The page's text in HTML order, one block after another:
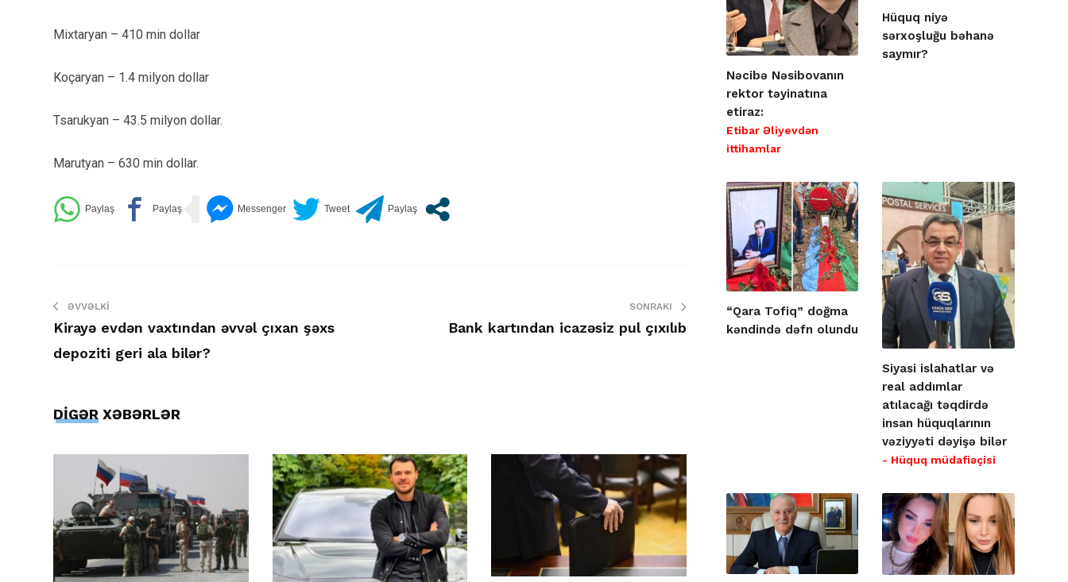
Mixtaryan – 410 min dollar
Koçaryan – 1.4 milyon dollar
Tsarukyan – 43.5 milyon dollar.
Marutyan – 630 min dollar.
ƏVVƏLKI
Kirayə evdən vaxtından əvvəl çıxan şəxs
depoziti geri ala bilər?
SONRAKI
Bank kartından icazəsiz pul çıxılıb
DİGƏR XƏBƏRLƏR
Nəcibə Nəsibovanın
rektor təyinatına
etiraz:
Etibar Əliyevdən
ittihamlar
Hüquq niyə
sərxoşluğu bəhanə
saymır?
“Qara Tofiq” doğma
kəndində dəfn olundu
Siyasi islahatlar və
real addımlar
atılacağı təqdirdə
insan hüquqlarının
vəziyyəti dəyişə bilər
- Hüquq müdafiəçisi